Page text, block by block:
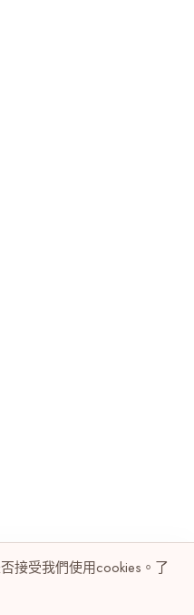
接受我們使用cookies。了